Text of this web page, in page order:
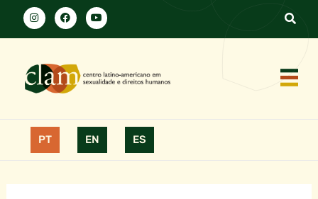
PT EN ES